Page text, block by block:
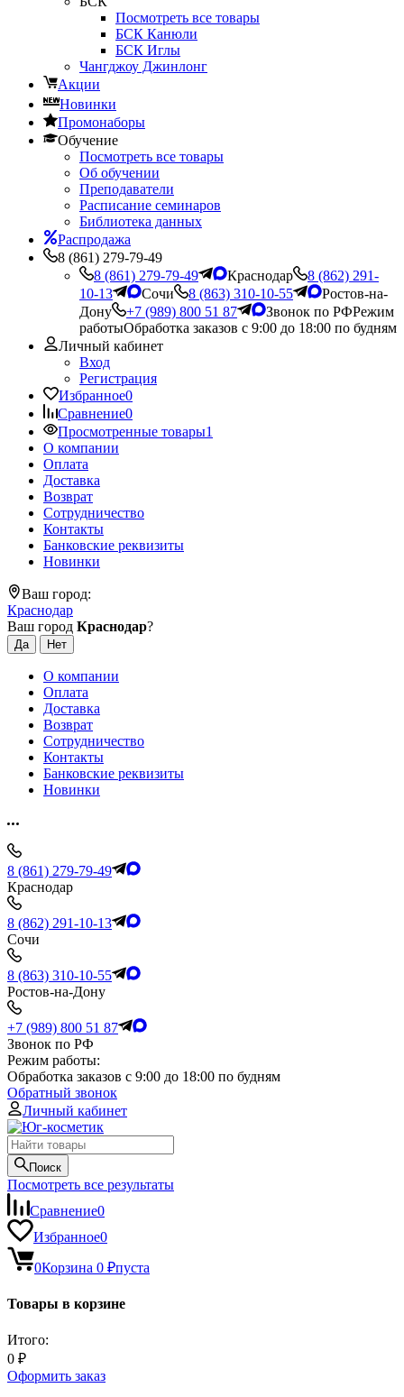
Посмотреть все товары
БСК Канюли
БСК Иглы
Чангджоу Джинлонг
Акции
Новинки
Промонаборы
Обучение
Посмотреть все товары
Об обучении
Преподаватели
Расписание семинаров
Библиотека данных
Распродажа
8 (861) 279-79-49
8 (861) 279-79-49
Краснодар
8 (862) 291-
10-13
Сочи 8 (863) 310-10-55
Ростов-на-
Дону
+7 (989) 800 51 87 Звонок по РФРежим
работыОбработка заказов с 9:00 до 18:00 по будням
Личный кабинет
Вход
Регистрация
Избранное0
Сравнение0
Просмотренные товары1
О компании
Оплата
Доставка
Возврат
Сотрудничество
Контакты
Банковские реквизиты
Новинки
Ваш город:
Краснодар
Ваш город Краснодар?
О компании
Оплата
Доставка
Возврат
Сотрудничество
Контакты
Банковские реквизиты
Новинки
8 (861) 279-79-49
Краснодар
8 (862) 291-10-13
Сочи
8 (863) 310-10-55
Ростов-на-Дону
+7 (989) 800 51 87
Звонок по РФ
Режим работы:
Обработка заказов с 9:00 до 18:00 по будням
Обратный звонок
Личный кабинет
Поиск
Посмотреть все результаты
Сравнение0
Избранное0
0Корзина 0 ₽пуста
Товары в корзине
Итого:
0 ₽
Оформить заказ